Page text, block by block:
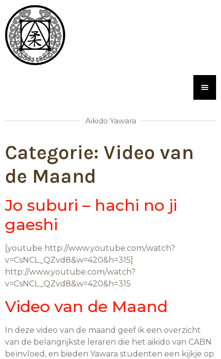
Aikido Yawara
Categorie: Video van
de Maand
Jo suburi – hachi no ji
gaeshi
[youtube http://www.youtube.com/watch?
v=CsNCL_QZvd8&w=420&h=315]
http://www.youtube.com/watch?
v=CsNCL_QZvd8&w=420&h=315
Video van de Maand
In deze video van de maand geef ik een overzicht
van de belangrijkste leraren die het aikido van CABN
beïnvloed, en bieden Yawara studenten een kijkje op